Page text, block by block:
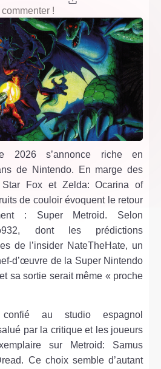
!
2026 s’annonce riche en
de Nintendo. En marge des
Star Fox et Zelda: Ocarina of
de couloir évoquent le retour
: Super Metroid. Selon
dont les prédictions
de l’insider NateTheHate, un
d’œuvre de la Super Nintendo
sa sortie serait même « proche
au studio espagnol
par la critique et les joueurs
sur Metroid: Samus
Ce choix semble d’autant